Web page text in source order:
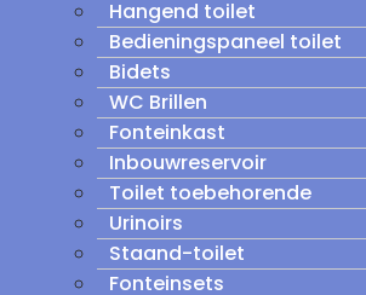
Hangend toilet
Bedieningspaneel toilet
Bidets
WC Brillen
Fonteinkast
Inbouwreservoir
Toilet toebehorende
Urinoirs
Staand-toilet
Fonteinsets